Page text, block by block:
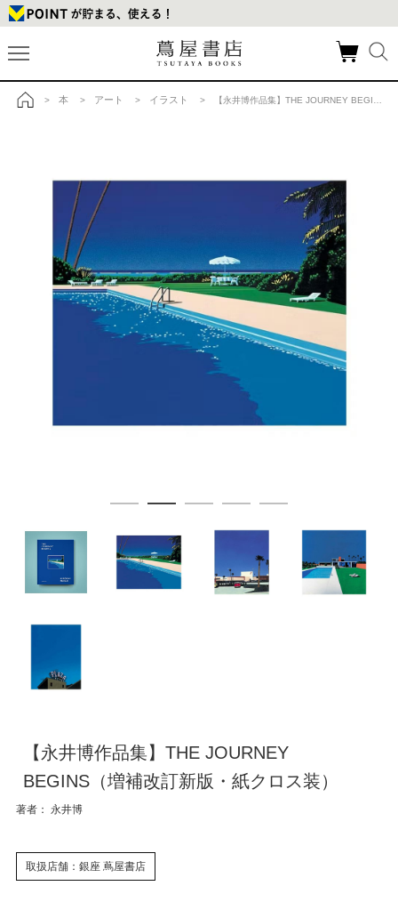
> 本 > アート > イラスト > 【永井博作品集】THE JOURNEY BEGINS（増補改訂新版・紙クロス装）の商品詳細
【永井博作品集】THE JOURNEY
BEGINS（増補改訂新版・紙クロス装）
著者： 永井博
取扱店舗：銀座 蔦屋書店